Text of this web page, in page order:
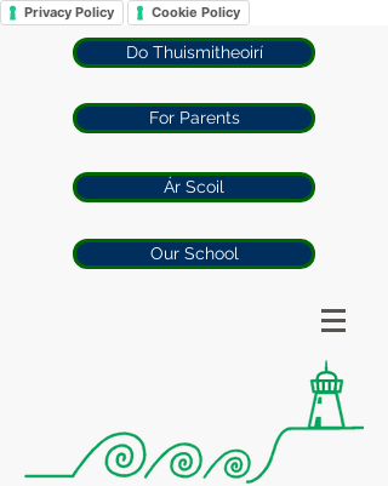
Privacy Policy Cookie Policy
Do Thuismitheoirí
For Parents
Ár Scoil
Our School